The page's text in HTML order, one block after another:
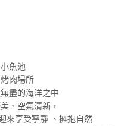
魚池
肉場所
盡的海洋之中
、空氣清新，
來享受寧靜 、擁抱自然